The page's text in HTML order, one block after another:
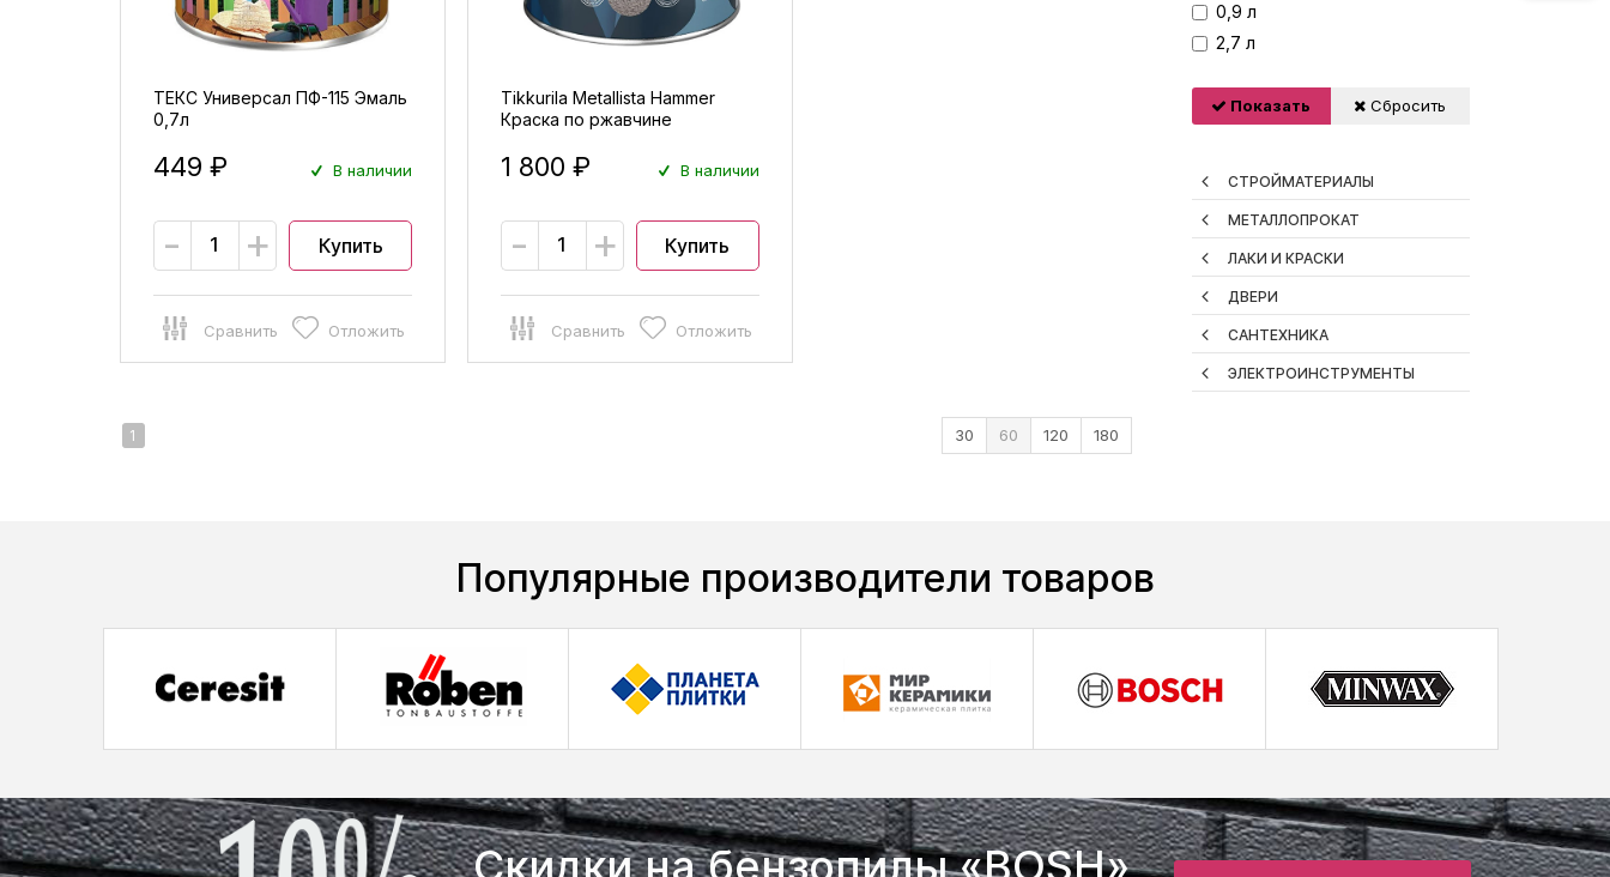
0,9 л
2,7 л
Показать Сбросить
СТРОЙМАТЕРИАЛЫ
МЕТАЛЛОПРОКАТ
ЛАКИ И КРАСКИ
ДВЕРИ
САНТЕХНИКА
ЭЛЕКТРОИНСТРУМЕНТЫ
ТЕКС Универсал ПФ-115 Эмаль
0,7л
449 ₽ В наличии
- + Купить
Сравнить Отложить
Tikkurila Metallista Hammer
Краска по ржавчине
1 800 ₽ В наличии
- + Купить
Сравнить Отложить
1 30 60 120 180
Популярные производители товаров
Скидки на бензопилы «BOSH»